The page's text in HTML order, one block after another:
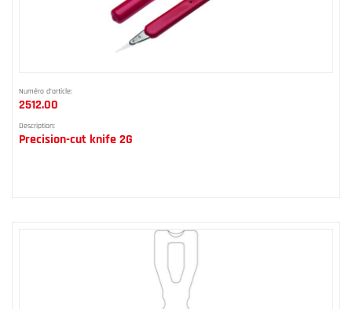
Numéro d'article:
2512.00
Description:
Precision-cut knife 2G